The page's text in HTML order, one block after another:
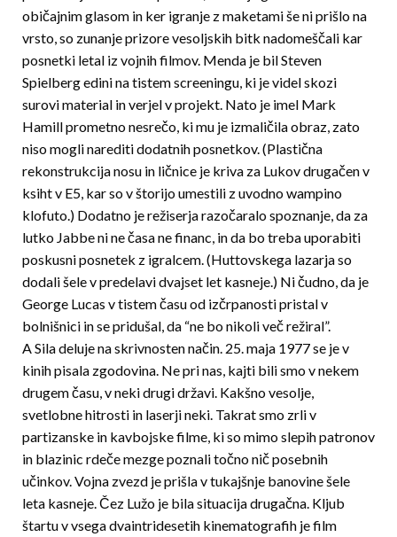
običajnim glasom in ker igranje z maketami še ni prišlo na
vrsto, so zunanje prizore vesoljskih bitk nadomeščali kar
posnetki letal iz vojnih filmov. Menda je bil Steven
Spielberg edini na tistem screeningu, ki je videl skozi
surovi material in verjel v projekt. Nato je imel Mark
Hamill prometno nesrečo, ki mu je izmaličila obraz, zato
niso mog­li narediti dodatnih posnetkov. (Plastična
rekonst­rukcija nosu in ličnice je kriva za Lukov drugačen v
ksiht v E5, kar so v štorijo umestili z uvodno wampino
klofuto.) Dodatno je režiserja razočaralo spoz­nanje, da za
lutko Jabbe ni ne časa ne financ, in da bo treba uporabiti
poskusni posnetek z igralcem. (Huttovskega lazarja so
dodali šele v predelavi dvajset let kasneje.) Ni čudno, da je
George Lucas v tistem času od izčrpanosti pristal v
bolnišnici in se pridušal, da “ne bo nikoli več režiral”.
A Sila deluje na skrivnosten način. 25. maja 1977 se je v
kinih pisala zgodovina. Ne pri nas, kajti bili smo v nekem
drugem času, v neki drugi državi. Kakš­no vesolje,
svetlobne hitrosti in laserji neki. Tak­rat smo zrli v
partizanske in kavbojske filme, ki so mimo slepih patronov
in blazinic rdeče mezge poznali točno nič posebnih
učinkov. Vojna zvezd je prišla v tukajšnje banovine šele
leta kasneje. Čez Lužo je bila situacija drugačna. Kljub
štartu v vsega dvaintridesetih kinematografih je film